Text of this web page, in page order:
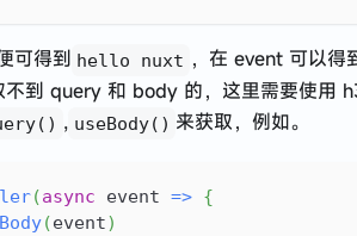
可得到 hello nuxt ，在 event 可以得
到 query 和 body 的，这里需要使用
, useBody() 来获取，例如。
(async event => {
(event)